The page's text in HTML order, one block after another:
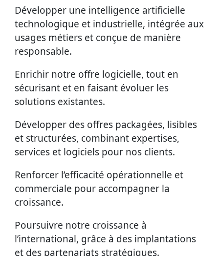
Développer une intelligence artificielle
technologique et industrielle, intégrée aux
usages métiers et conçue de manière
responsable.
Enrichir notre offre logicielle, tout en
sécurisant et en faisant évoluer les
solutions existantes.
Développer des offres packagées, lisibles
et structurées, combinant expertises,
services et logiciels pour nos clients.
Renforcer l’efficacité opérationnelle et
commerciale pour accompagner la
croissance.
Poursuivre notre croissance à
l’international, grâce à des implantations
et des partenariats stratégiques.